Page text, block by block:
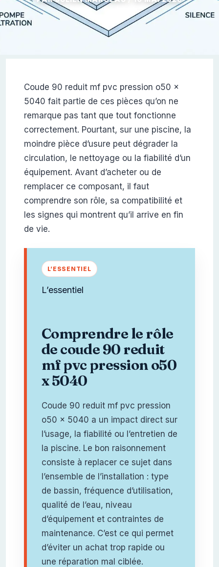
Coude 90 reduit mf pvc pression o50 x
5040 fait partie de ces pièces qu’on ne
remarque pas tant que tout fonctionne
correctement. Pourtant, sur une piscine, la
moindre pièce d’usure peut dégrader la
circulation, le nettoyage ou la fiabilité d’un
équipement. Avant d’acheter ou de
remplacer ce composant, il faut
comprendre son rôle, sa compatibilité et
les signes qui montrent qu’il arrive en fin
de vie.
L’essentiel
Comprendre le rôle
de coude 90 reduit
mf pvc pression o50
x 5040
Coude 90 reduit mf pvc pression
o50 x 5040 a un impact direct sur
l’usage, la fiabilité ou l’entretien de
la piscine. Le bon raisonnement
consiste à replacer ce sujet dans
l’ensemble de l’installation : type
de bassin, fréquence d’utilisation,
qualité de l’eau, niveau
d’équipement et contraintes de
maintenance. C’est ce qui permet
d’éviter un achat trop rapide ou
une réparation mal ciblée.